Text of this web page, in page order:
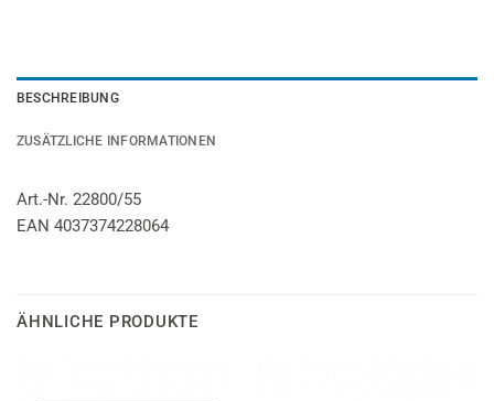
BESCHREIBUNG
ZUSÄTZLICHE INFORMATIONEN
Art.-Nr. 22800/55
EAN 4037374228064
ÄHNLICHE PRODUKTE